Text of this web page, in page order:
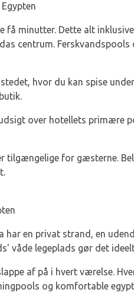
få minutter. Dette alt
centrum.
hvor du kan spise
over hotellets primære
tilgængelige for gæsterne.
har en privat strand, en
våde legeplads gør det
af på i hvert værelse.
og komfortable